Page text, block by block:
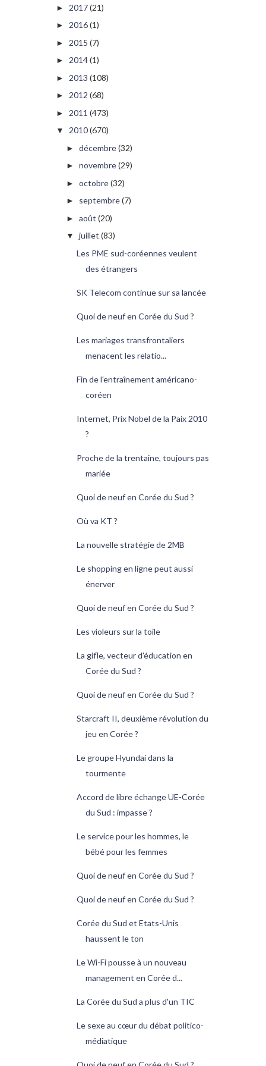
► 2017(21)
► 2016(1)
► 2015 (7)
► 2014(1)
► 2013 (108)
► 2012 (68)
► 2011 (473)
▼ 2010(670)
► décembre(32)
► novembre(29)
► octobre(32)
► septembre(7)
► août (20)
▼ juillet (83)
Les PME sud-coréennes veulent
des étrangers
SK Telecom continue sur sa lancée
Quoi de neuf en Corée du Sud ?
Les mariages transfrontaliers
menacent les relatio...
Fin de l'entraînement américano-
coréen
Internet, Prix Nobel de la Paix 2010
?
Proche de la trentaine, toujours pas
mariée
Quoi de neuf en Corée du Sud ?
Où va KT ?
La nouvelle stratégie de 2MB
Le shopping en ligne peut aussi
énerver
Quoi de neuf en Corée du Sud ?
Les violeurs sur la toile
La gifle, vecteur d'éducation en
Corée du Sud ?
Quoi de neuf en Corée du Sud ?
Starcraft II, deuxième révolution du
jeu en Corée ?
Le groupe Hyundai dans la
tourmente
Accord de libre échange UE-Corée
du Sud : impasse ?
Le service pour les hommes, le
bébé pour les femmes
Quoi de neuf en Corée du Sud ?
Quoi de neuf en Corée du Sud ?
Corée du Sud et Etats-Unis
haussent le ton
Le Wi-Fi pousse à un nouveau
management en Corée d...
La Corée du Sud a plus d'un TIC
Le sexe au cœur du débat politico-
médiatique